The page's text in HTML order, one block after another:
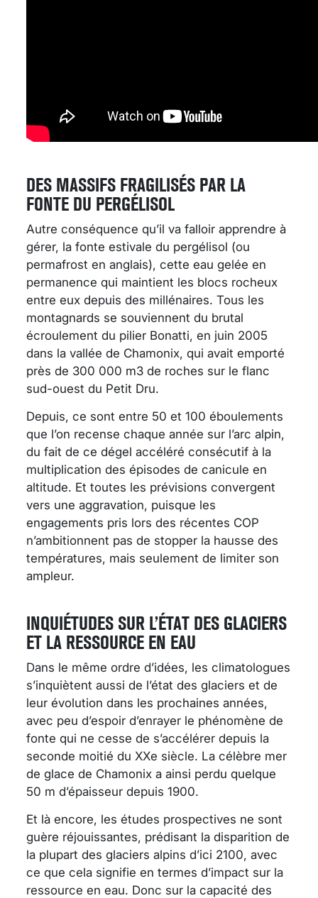
DES MASSIFS FRAGILISÉS PAR LA
FONTE DU PERGÉLISOL
Autre conséquence qu’il va falloir apprendre à
gérer, la fonte estivale du pergélisol (ou
permafrost en anglais), cette eau gelée en
permanence qui maintient les blocs rocheux
entre eux depuis des millénaires. Tous les
montagnards se souviennent du brutal
écroulement du pilier Bonatti, en juin 2005
dans la vallée de Chamonix, qui avait emporté
près de 300 000 m3 de roches sur le flanc
sud-ouest du Petit Dru.
Depuis, ce sont entre 50 et 100 éboulements
que l’on recense chaque année sur l’arc alpin,
du fait de ce dégel accéléré consécutif à la
multiplication des épisodes de canicule en
altitude. Et toutes les prévisions convergent
vers une aggravation, puisque les
engagements pris lors des récentes COP
n’ambitionnent pas de stopper la hausse des
températures, mais seulement de limiter son
ampleur.
INQUIÉTUDES SUR L’ÉTAT DES GLACIERS
ET LA RESSOURCE EN EAU
Dans le même ordre d’idées, les climatologues
s’inquiètent aussi de l’état des glaciers et de
leur évolution dans les prochaines années,
avec peu d’espoir d’enrayer le phénomène de
fonte qui ne cesse de s’accélérer depuis la
seconde moitié du XXe siècle. La célèbre mer
de glace de Chamonix a ainsi perdu quelque
50 m d’épaisseur depuis 1900.
Et là encore, les études prospectives ne sont
guère réjouissantes, prédisant la disparition de
la plupart des glaciers alpins d’ici 2100, avec
ce que cela signifie en termes d’impact sur la
ressource en eau. Donc sur la capacité des